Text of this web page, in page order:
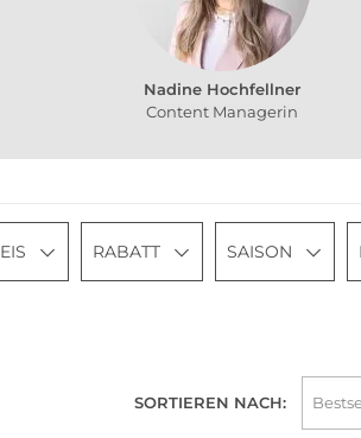
Nadine Hochfellner
Content Managerin
RABATT SAISON
SORTIEREN NACH: